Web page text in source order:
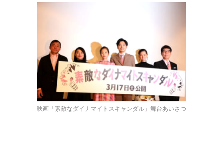
映画「素敵なダイナマイトスキャンダル」舞台あいさつ